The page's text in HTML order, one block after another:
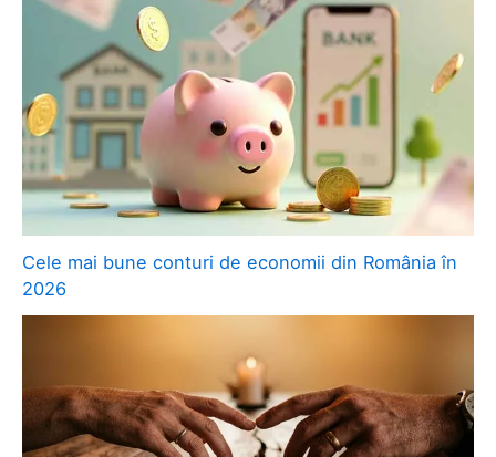
Cele mai bune conturi de economii din România în
2026